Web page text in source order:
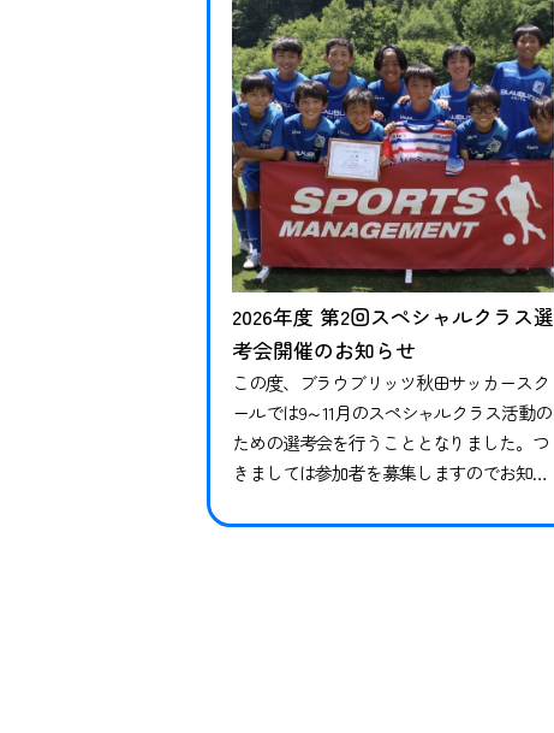
2026年度 第2回スペシャルクラス選
考会開催のお知らせ
この度、ブラウブリッツ秋田サッカースク
ールでは9～11月のスペシャルクラス活動の
ための選考会を行うこととなりました。つ
きましては参加者を募集しますのでお知ら
中の方も継続ではありませんので、必ずお